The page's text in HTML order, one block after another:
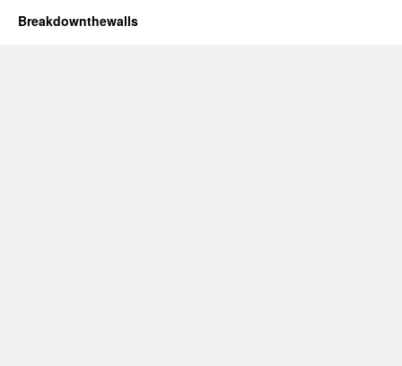
Breakdownthewalls